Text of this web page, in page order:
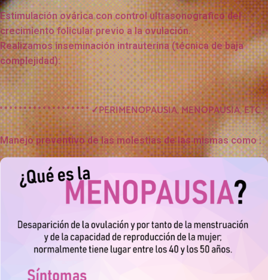
Estimulación ovárica con control ultrasonografico del
crecimiento folicular previo a la ovulación.
Realizamos inseminación intrauterina (técnica de baja
complejidad):
° ° ° ° ° ° ° ° ° ° ° ° ° ° ° ° ° ° °✓PERIMENOPAUSIA, MENOPAUSIA, ETC.
Manejo preventivo de las molestias de las mismas como :